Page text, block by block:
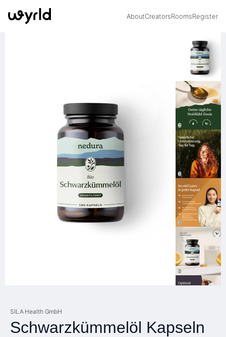
AboutCreatorsRoomsRegister
SILA Health GmbH
Schwarzkümmelöl Kapseln